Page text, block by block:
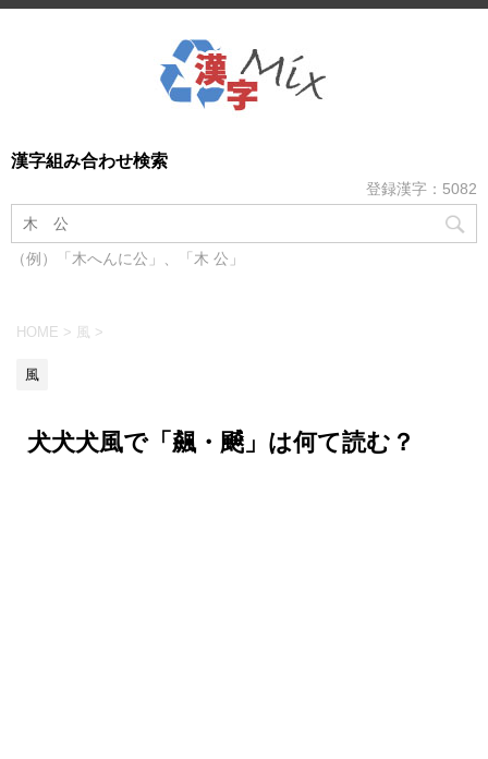
漢字組み合わせ検索
登録漢字：5082
（例）「木へんに公」、「木 公」
HOME > 風 >
風
犬犬犬風で「飆・飇」は何て読む？